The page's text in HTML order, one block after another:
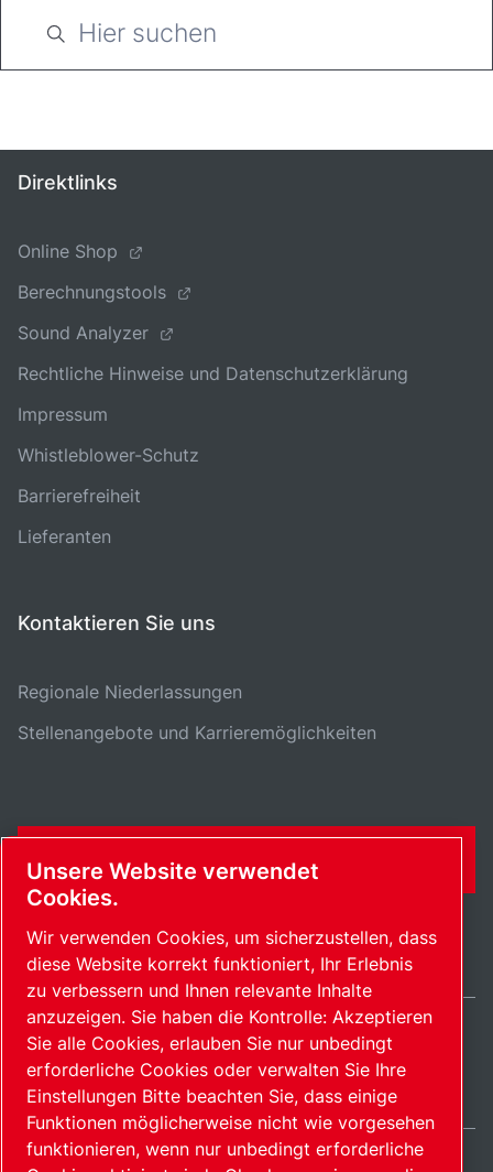
Direktlinks
Online Shop
Berechnungstools
Sound Analyzer
Rechtliche Hinweise und Datenschutzerklärung
Impressum
Whistleblower-Schutz
Barrierefreiheit
Lieferanten
Kontaktieren Sie uns
Regionale Niederlassungen
Stellenangebote und Karrieremöglichkeiten
KONTAKTFORMULAR
SitemapCookies verwalten© 2026 Copyright.
Switzerland / DE
Unsere Website verwendet
Cookies.
Wir verwenden Cookies, um sicherzustellen, dass
diese Website korrekt funktioniert, Ihr Erlebnis
zu verbessern und Ihnen relevante Inhalte
anzuzeigen. Sie haben die Kontrolle: Akzeptieren
Sie alle Cookies, erlauben Sie nur unbedingt
erforderliche Cookies oder verwalten Sie Ihre
Einstellungen Bitte beachten Sie, dass einige
Funktionen möglicherweise nicht wie vorgesehen
funktionieren, wenn nur unbedingt erforderliche